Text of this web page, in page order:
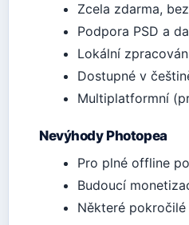
Zcela zdarma,
Podpora PSD a
Lokální
Dostupné v
Multiplatformní
Nevýhody Photopea
Pro plné offline
Budoucí
Některé